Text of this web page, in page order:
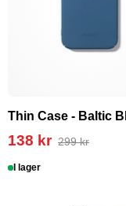
Thin Case - Baltic
138 kr 299 kr
I lager